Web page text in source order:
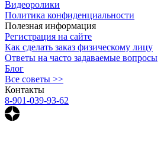
Видеоролики
Политика конфиденциальности
Полезная информация
Регистрация на сайте
Как сделать заказ физическому лицу
Ответы на часто задаваемые вопросы
Блог
Все советы >>
Контакты
8-901-039-93-62